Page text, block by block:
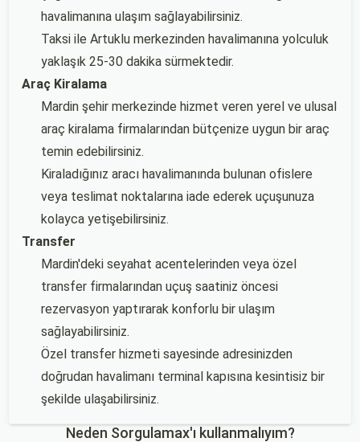
havalimanına ulaşım sağlayabilirsiniz.
Taksi ile Artuklu merkezinden havalimanına yolculuk
yaklaşık 25-30 dakika sürmektedir.
Araç Kiralama
Mardin şehir merkezinde hizmet veren yerel ve ulusal
araç kiralama firmalarından bütçenize uygun bir araç
temin edebilirsiniz.
Kiraladığınız aracı havalimanında bulunan ofislere
veya teslimat noktalarına iade ederek uçuşunuza
kolayca yetişebilirsiniz.
Transfer
Mardin'deki seyahat acentelerinden veya özel
transfer firmalarından uçuş saatiniz öncesi
rezervasyon yaptırarak konforlu bir ulaşım
sağlayabilirsiniz.
Özel transfer hizmeti sayesinde adresinizden
doğrudan havalimanı terminal kapısına kesintisiz bir
şekilde ulaşabilirsiniz.
Neden Sorgulamax'ı kullanmalıyım?